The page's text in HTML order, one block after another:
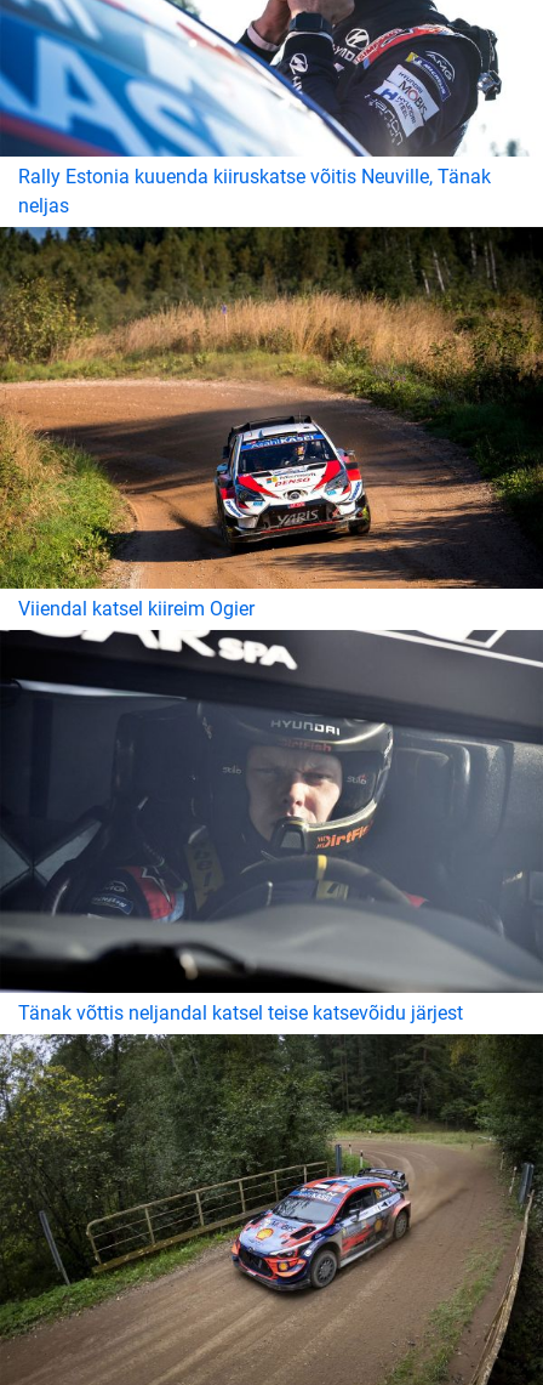
Rally Estonia kuuenda kiiruskatse võitis Neuville, Tänak
neljas
Viiendal katsel kiireim Ogier
Tänak võttis neljandal katsel teise katsevõidu järjest